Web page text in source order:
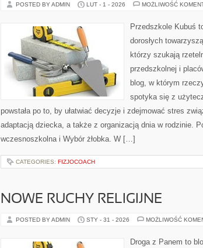
POSTED BY ADMIN LUT - 1 - 2026 MOŻLIWOŚĆ
Przedszkole Kubuś
dorosłych
którzy szukają
przedszkolnej i
blog, w którym
spotyka się z
powstała po to, by ułatwiać decyzje i zdejmować stres
adaptacją dziecka, a także z organizacją dnia w rodzinie.
wczesnoszkolna i Wybór żłobka. W […]
CATEGORIES: FIZJOCOACH
NOWE RUCHY RELIGIJNE
POSTED BY ADMIN STY - 31 - 2026 MOŻLIWOŚĆ
Droga z Panem to